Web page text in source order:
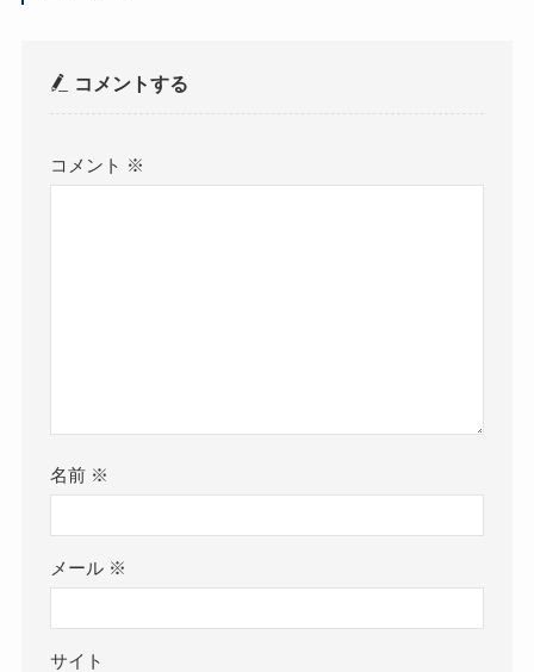
コメントする
コメント ※
名前 ※
メール ※
サイト